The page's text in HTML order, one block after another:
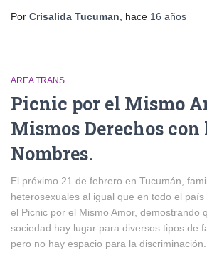
Por Crisalida Tucuman , hace 16 años
AREA TRANS
Picnic por el Mismo
Mismos Derechos
Nombres.
El próximo 21 de febrero en Tucumán,
heterosexuales al igual que en todo el
el Picnic por el Mismo Amor, demostrando
sociedad hay lugar para diversos tipos de
pero no hay espacio para la discriminación.